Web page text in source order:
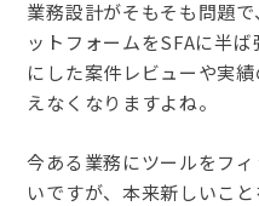
業務設計がそもそも問題
ットフォームをSFAに半
にした案件レビューや実
えなくなりますよね。
今ある業務にツールをフ
いですが、本来新しいこ